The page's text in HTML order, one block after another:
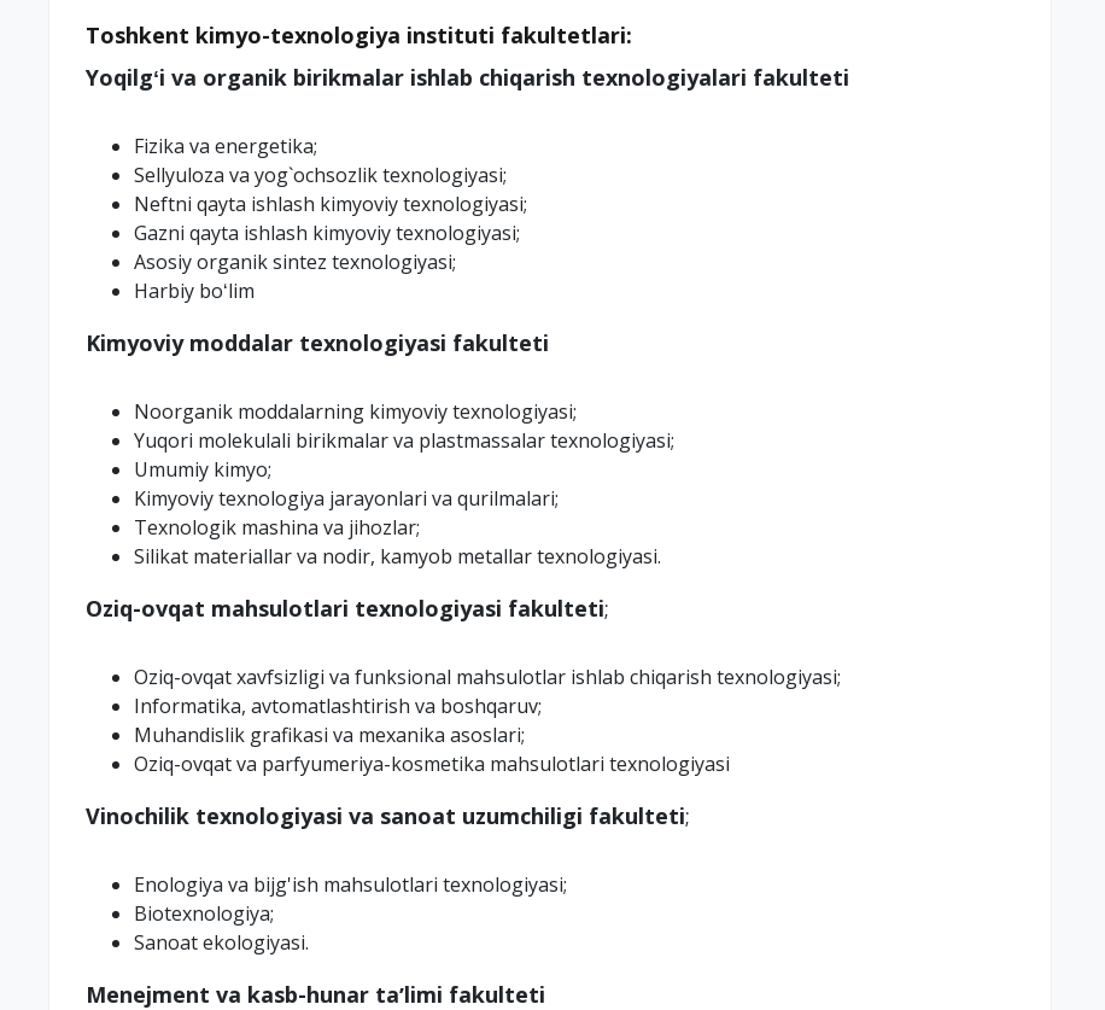
Toshkent kimyo-texnologiya instituti fakultetlari:
Yoqilgʻi va organik birikmalar ishlab chiqarish texnologiyalari fakulteti
Fizika va energetika;
Sellyuloza va yog`ochsozlik texnologiyasi;
Neftni qayta ishlash kimyoviy texnologiyasi;
Gazni qayta ishlash kimyoviy texnologiyasi;
Asosiy organik sintez texnologiyasi;
Harbiy boʻlim
Kimyoviy moddalar texnologiyasi fakulteti
Noorganik moddalarning kimyoviy texnologiyasi;
Yuqori molekulali birikmalar va plastmassalar texnologiyasi;
Umumiy kimyo;
Kimyoviy texnologiya jarayonlari va qurilmalari;
Texnologik mashina va jihozlar;
Silikat materiallar va nodir, kamyob metallar texnologiyasi.
Oziq-ovqat mahsulotlari texnologiyasi fakulteti;
Oziq-ovqat xavfsizligi va funksional mahsulotlar ishlab chiqarish texnologiyasi;
Informatika, avtomatlashtirish va boshqaruv;
Muhandislik grafikasi va mexanika asoslari;
Oziq-ovqat va parfyumeriya-kosmetika mahsulotlari texnologiyasi
Vinochilik texnologiyasi va sanoat uzumchiligi fakulteti;
Enologiya va bijg'ish mahsulotlari texnologiyasi;
Biotexnologiya;
Sanoat ekologiyasi.
Menejment va kasb-hunar taʼlimi fakulteti